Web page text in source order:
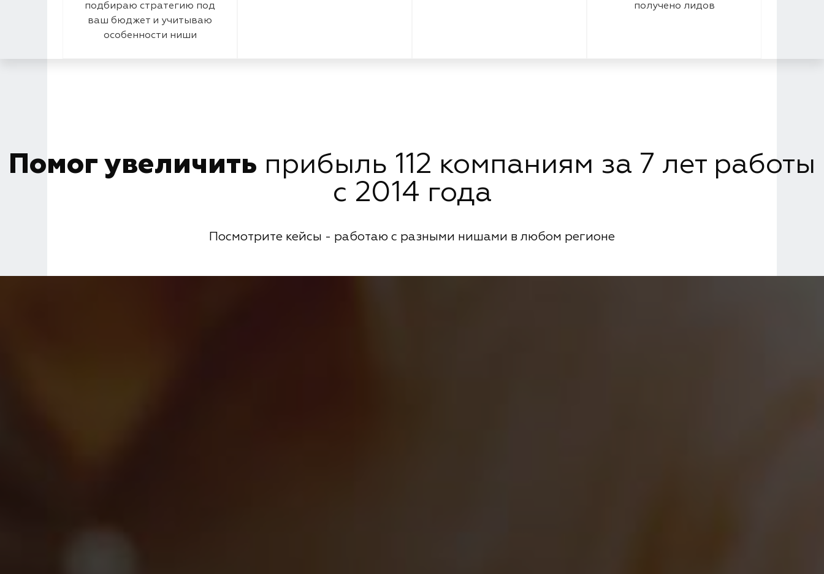
подбираю стратегию под
ваш бюджет и учитываю
особенности ниши
получено лидов
Помог увеличить прибыль 112 компаниям за 7 лет работы
с 2014 года
Посмотрите кейсы - работаю с разными нишами в любом регионе